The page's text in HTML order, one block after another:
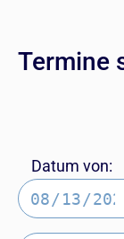
Termine
Datum von: